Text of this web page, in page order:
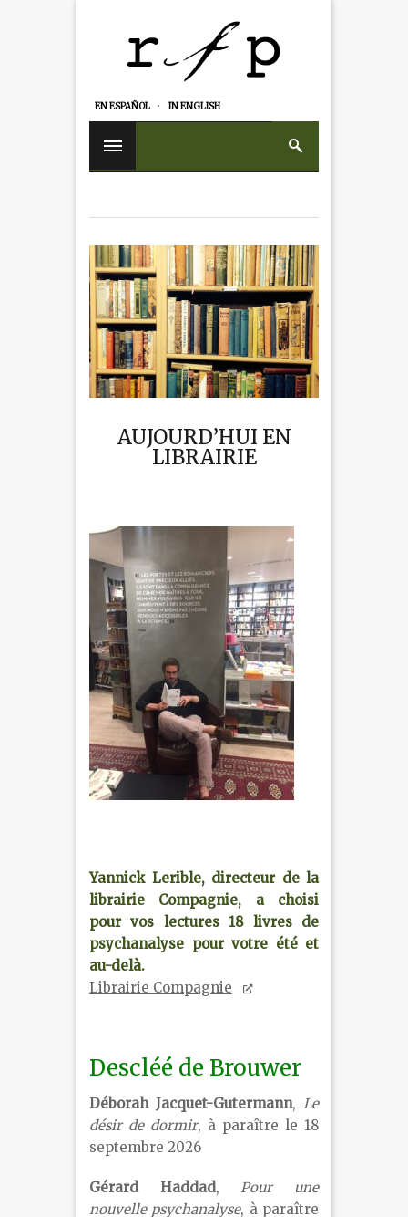
EN ESPAÑOL IN ENGLISH
AUJOURD’HUI EN
LIBRAIRIE
Yannick Lerible, directeur de la
librairie Compagnie, a choisi
pour vos lectures 18 livres de
psychanalyse pour votre été et
au-delà.
Librairie Compagnie
Descléé de Brouwer
Déborah Jacquet-Gutermann, Le
désir de dormir, à paraître le 18
septembre 2026
Gérard Haddad, Pour une
nouvelle psychanalyse, à paraître